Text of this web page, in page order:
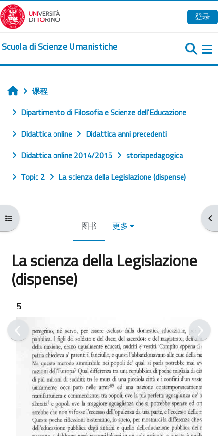
跳到主要内容
登录
Scuola di Scienze Umanistiche
打开课程索引 打
首页课程
Dipartimento di Filosofia e Scienze dell'Educazione
Didattica online
Didattica anni precedenti
Didattica online 2014/2015
storiapedagogica
Topic 2
La scienza della Legislazione (dispense)
图书 更多
La scienza della Legislazione
(dispense)
5